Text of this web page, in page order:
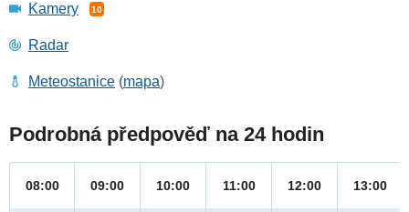
Kamery 10
Radar
Meteostanice (mapa)
Podrobná předpověď na 24 hodin
08:00 09:00 10:00 11:00 12:00 13:00